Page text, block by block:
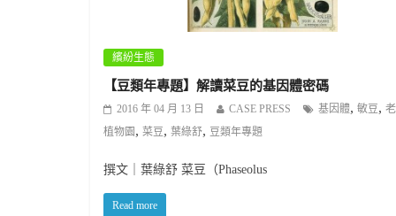
繽紛生態
【豆類年專題】解讀菜豆的基因體密碼
2016 年 04 月 13 日 CASE PRESS 基因體, 敏豆,
植物園 , 菜豆, 葉綠舒, 豆類年專題
撰文｜葉綠舒 菜豆（Phaseolus
Read more